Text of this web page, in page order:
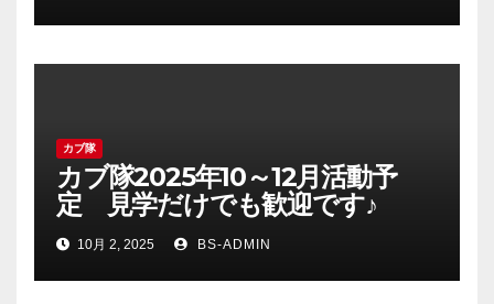
カブ隊
カブ隊2025年10～12月活動予
定 見学だけでも歓迎です♪
10月 2, 2025 BS-ADMIN